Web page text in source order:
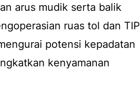
arus mudik serta balik
ruas tol dan TIP
potensi kepadatan
kenyamanan